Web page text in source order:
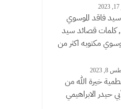
فاقد الموسوي
, كلمات قصائد سيد
مكتوبه اكثر من
2023
خيرة الله من
حيدر الابراهيمي